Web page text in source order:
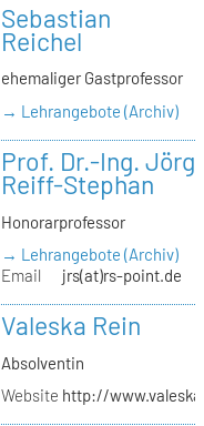
Sebastian
Reichel
ehemaliger Gastprofessor
→ Lehrangebote (Archiv)
Prof. Dr.-Ing. Jörg
Reiff-Stephan
Honorarprofessor
→ Lehrangebote (Archiv)
Email
jrs(at)rs-point.de
Valeska Rein
Absolventin
Website http://